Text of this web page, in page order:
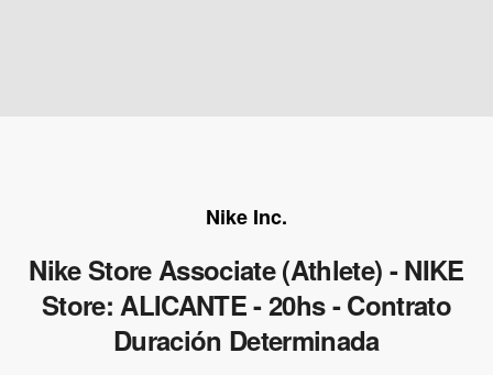
Nike Inc.
Nike Store Associate (Athlete) - NIKE
Store: ALICANTE - 20hs - Contrato
Duración Determinada